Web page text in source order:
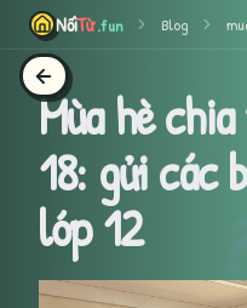
NốiTừ.fun Blog
Mùa hè
18: gửi các
lớp 12